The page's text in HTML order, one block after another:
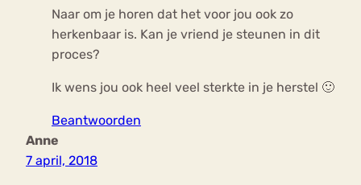
Naar om je horen dat het voor jou ook zo
herkenbaar is. Kan je vriend je steunen in dit
proces?
Ik wens jou ook heel veel sterkte in je herstel 🙂
Beantwoorden
Anne
7 april, 2018